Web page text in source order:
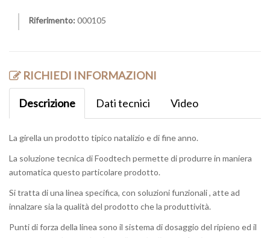
Riferimento: 000105
RICHIEDI INFORMAZIONI
Descrizione Dati tecnici Video
La girella un prodotto tipico natalizio e di fine anno.
La soluzione tecnica di Foodtech permette di produrre in maniera
automatica questo particolare prodotto.
Si tratta di una linea specifica, con soluzioni funzionali , atte ad
innalzare sia la qualità del prodotto che la produttività.
Punti di forza della linea sono il sistema di dosaggio del ripieno ed il